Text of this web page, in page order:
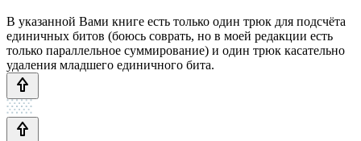
В указанной Вами книге есть только один трюк для подсчёта
единичных битов (боюсь соврать, но в моей редакции есть
только параллельное суммирование) и один трюк касательно
удаления младшего единичного бита.